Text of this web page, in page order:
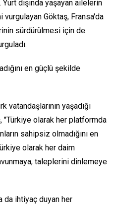
dışında yaşayan ailelerin
vurgulayan Göktaş, Fransa'da
sürdürülmesi için de
en güçlü şekilde
vatandaşlarının yaşadığı
"Türkiye olarak her platformda
sahipsiz olmadığını en
olarak her daim
taleplerini dinlemeye
da ihtiyaç duyan her